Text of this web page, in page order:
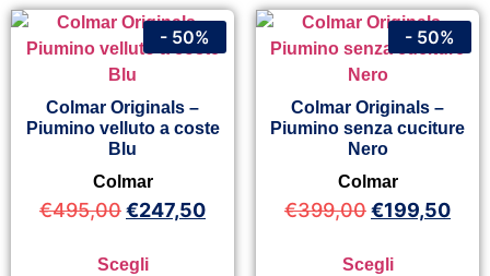
Colmar Originals –
Piumino velluto a coste
Blu
Colmar
€495,00€247,50
Scegli
- 50%
Colmar Originals –
Piumino senza cuciture
Nero
Colmar
€399,00€199,50
Scegli
- 50%